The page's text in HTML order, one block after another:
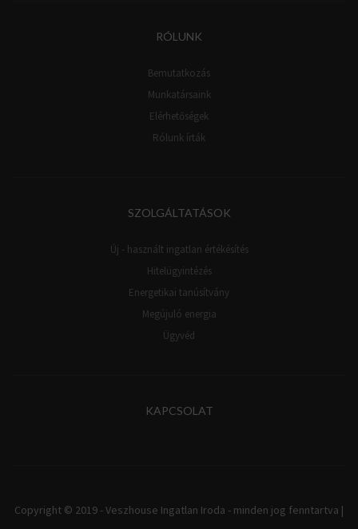
RÓLUNK
Bemutatkozás
Munkatársaink
Elérhetőségek
Rólunk írták
SZOLGÁLTATÁSOK
Új - használt ingatlan értékésítés
Hitelügyintézés
Energetikai tanúsítvány
Megújuló energia
Ügyvéd
KAPCSOLAT
Copyright © 2019 - Veszhouse Ingatlan Iroda - minden jog fenntartva |